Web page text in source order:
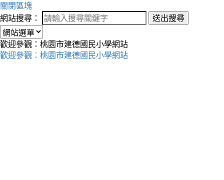
關閉區塊
網站搜尋：
送出搜尋
歡迎參觀：桃園市建德國民小學網站
歡迎參觀：桃園市建德國民小學網站